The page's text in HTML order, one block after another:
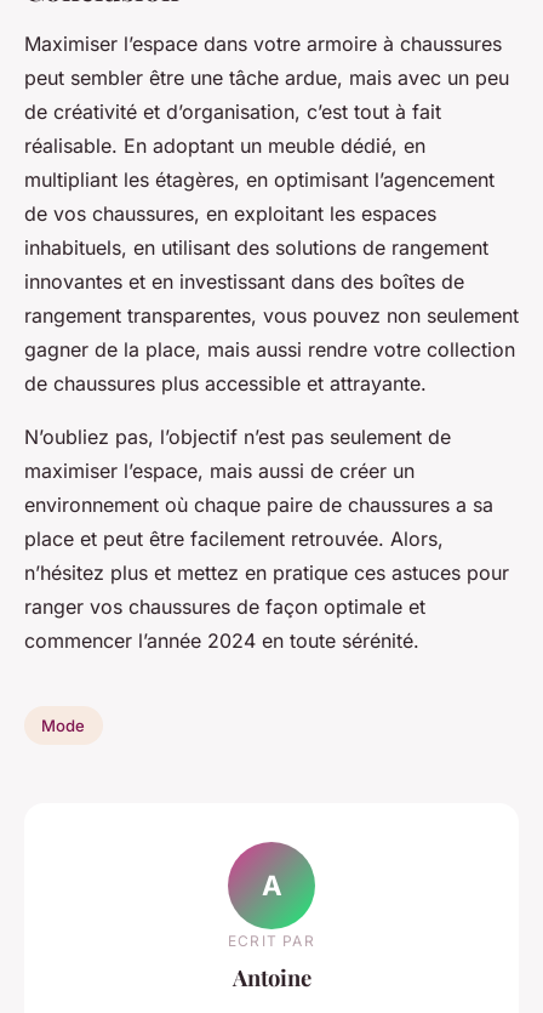
Maximiser l’espace dans votre armoire à chaussures
peut sembler être une tâche ardue, mais avec un peu
de créativité et d’organisation, c’est tout à fait
réalisable. En adoptant un meuble dédié, en
multipliant les étagères, en optimisant l’agencement
de vos chaussures, en exploitant les espaces
inhabituels, en utilisant des solutions de rangement
innovantes et en investissant dans des boîtes de
rangement transparentes, vous pouvez non seulement
gagner de la place, mais aussi rendre votre collection
de chaussures plus accessible et attrayante.
N’oubliez pas, l’objectif n’est pas seulement de
maximiser l’espace, mais aussi de créer un
environnement où chaque paire de chaussures a sa
place et peut être facilement retrouvée. Alors,
n’hésitez plus et mettez en pratique ces astuces pour
ranger vos chaussures de façon optimale et
commencer l’année 2024 en toute sérénité.
Mode
A
ECRIT PAR
Antoine